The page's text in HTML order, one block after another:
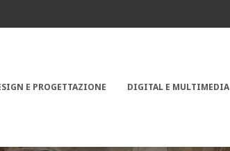
E PROGETTAZIONE DIGITAL E MULTIMEDIA